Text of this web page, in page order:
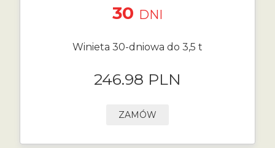
30 DNI
Winieta 30-dniowa do 3,5 t
246.98 PLN
ZAMÓW